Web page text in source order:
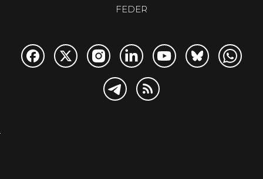
FEDER